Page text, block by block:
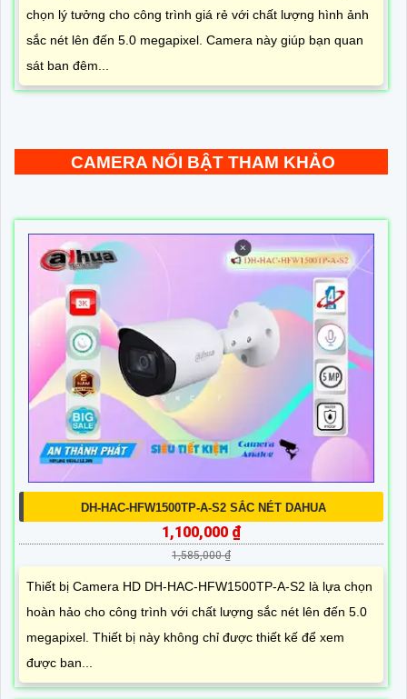
chọn lý tưởng cho công trình giá rẻ với chất lượng hình ảnh
sắc nét lên đến 5.0 megapixel. Camera này giúp bạn quan
sát ban đêm...
CAMERA NỔI BẬT THAM KHẢO
DH-HAC-HFW1500TP-A-S2 SẮC NÉT DAHUA
1,100,000 ₫
1,585,000 ₫
Thiết bị Camera HD DH-HAC-HFW1500TP-A-S2 là lựa chọn
hoàn hảo cho công trình với chất lượng sắc nét lên đến 5.0
megapixel. Thiết bị này không chỉ được thiết kế để xem
được ban...